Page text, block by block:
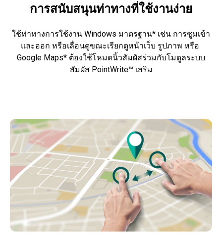
การสนับสนุนท่าทางที่ใช้งานง่าย
ใช้ท่าทางการใช้งาน Windows มาตรฐาน* เช่น การซูมเข้า
และออก หรือเลื่อนดูขณะเรียกดูหน้าเว็บ รูปภาพ หรือ
Google Maps* ต้องใช้โหมดนิ้วสัมผัสร่วมกับโมดูลระบบ
สัมผัส PointWrite™ เสริม